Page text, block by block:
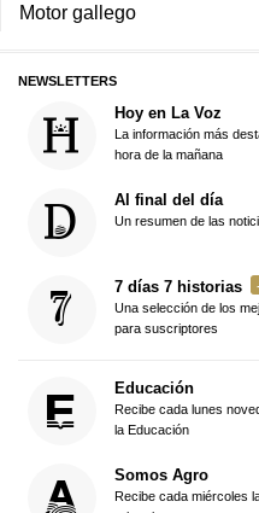
Motor gallego
NEWSLETTERS
Hoy en La Voz
La información más
hora de la mañana
Al final del día
Un resumen de las
7 días 7 historias
Una selección de los
para suscriptores
Educación
Recibe cada lunes
la Educación
Somos Agro
Recibe cada miércoles